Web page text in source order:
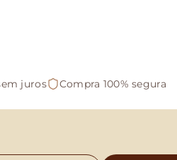
juros Compra 100% segura